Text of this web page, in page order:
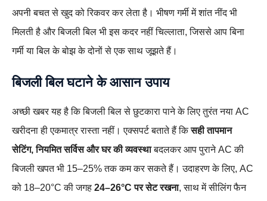
अपनी बचत से खुद को रिकवर कर लेता है। भीषण गर्मी में शांत नींद भी
मिलती है और बिजली बिल भी इस कदर नहीं चिल्लाता, जिससे आप बिना
गर्मी या बिल के बोझ के दोनों से एक साथ जूझते हैं।
बिजली बिल घटाने के आसान उपाय
अच्छी खबर यह है कि बिजली बिल से छुटकारा पाने के लिए तुरंत नया AC
खरीदना ही एकमात्र रास्ता नहीं। एक्सपर्ट बताते हैं किसही तापमान
सेटिंग, नियमित सर्विस और घर की व्यवस्थाबदलकर आप पुराने AC की
बिजली खपत भी 15–25% तक कम कर सकते हैं। उदाहरण के लिए, AC
को 18–20°C की जगह 24–26°C पर सेट रखना, साथ में सीलिंग फैन